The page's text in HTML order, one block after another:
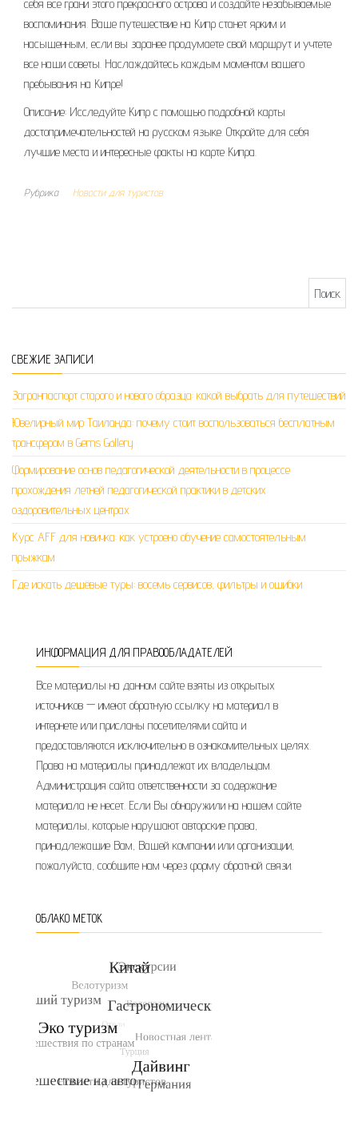
себя все грани этого прекрасного острова и создайте незабываемые
воспоминания. Ваше путешествие на Кипр станет ярким и
насыщенным, если вы заранее продумаете свой маршрут и учтете
все наши советы. Наслаждайтесь каждым моментом вашего
пребывания на Кипре!
Описание: Исследуйте Кипр с помощью подробной карты
достопримечательностей на русском языке. Откройте для себя
лучшие места и интересные факты на карте Кипра.
Рубрика Новости для туристов
СВЕЖИЕ ЗАПИСИ
Загранпаспорт старого и нового образца: какой выбрать для путешествий
Ювелирный мир Таиланда: почему стоит воспользоваться бесплатным
трансфером в Gems Gallery
Формирование основ педагогической деятельности в процессе
прохождения летней педагогической практики в детских
оздоровительных центрах
Курс AFF для новичка: как устроено обучение самостоятельным
прыжкам
Где искать дешёвые туры: восемь сервисов, фильтры и ошибки
ИНФОРМАЦИЯ ДЛЯ ПРАВООБЛАДАТЕЛЕЙ
Все материалы на данном сайте взяты из открытых
источников — имеют обратную ссылку на материал в
интернете или присланы посетителями сайта и
предоставляются исключительно в ознакомительных целях.
Права на материалы принадлежат их владельцам.
Администрация сайта ответственности за содержание
материала не несет. Если Вы обнаружили на нашем сайте
материалы, которые нарушают авторские права,
принадлежащие Вам, Вашей компании или организации,
пожалуйста, сообщите нам через форму обратной связи.
ОБЛАКО МЕТОК